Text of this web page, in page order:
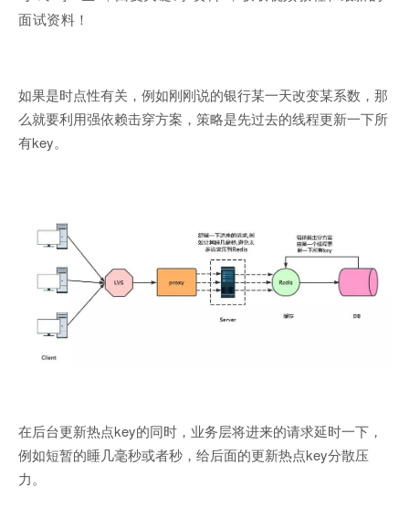
面试资料 ！
如果是时点性有关，例如刚刚说的银行某一天改变某系数，那
么就要利用强依赖击穿方案，策略是先过去的线程更新一下所
有key。
在后台更新热点key的同时，业务层将进来的请求延时一下，
例如短暂的睡几毫秒或者秒，给后面的更新热点key分散压
力。